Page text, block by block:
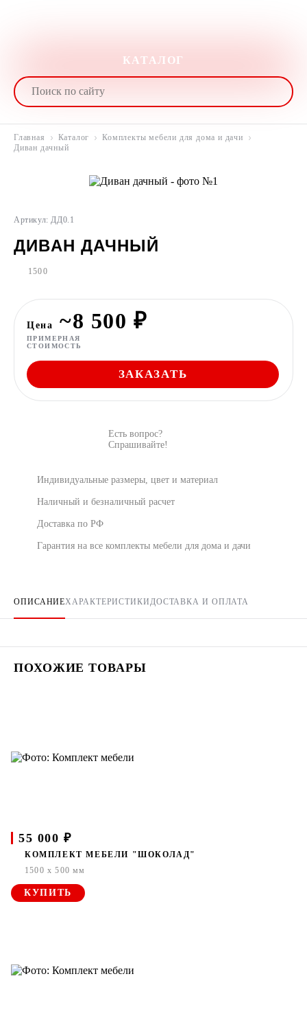
КАТАЛОГ
Главная Каталог
Комплекты мебели для дома и дачи
Диван дачный
Артикул: ДД0.1
ДИВАН ДАЧНЫЙ
1500
ЗАКАЗАТЬ
Цена ~8 500 ₽
ПРИМЕРНАЯ
СТОИМОСТЬ
Есть вопрос?
Спрашивайте!
Индивидуальные размеры, цвет и материал
Наличный и безналичный расчет
Доставка по РФ
Гарантия на все комплекты мебели для дома и дачи
ОПИСАНИЕХАРАКТЕРИСТИКИДОСТАВКА И ОПЛАТА
ПОХОЖИЕ ТОВАРЫ
55 000 ₽
КОМПЛЕКТ МЕБЕЛИ "ШОКОЛАД"
1500 x 500 мм
КУПИТЬ